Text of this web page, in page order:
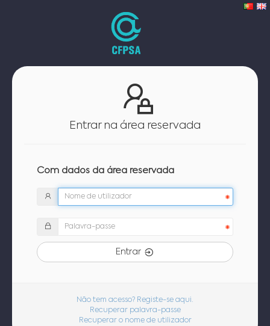
Entrar na área reservada
Com dados da área reservada
Entrar
Não tem acesso? Registe-se aqui.
Recuperar palavra-passe
Recuperar o nome de utilizador